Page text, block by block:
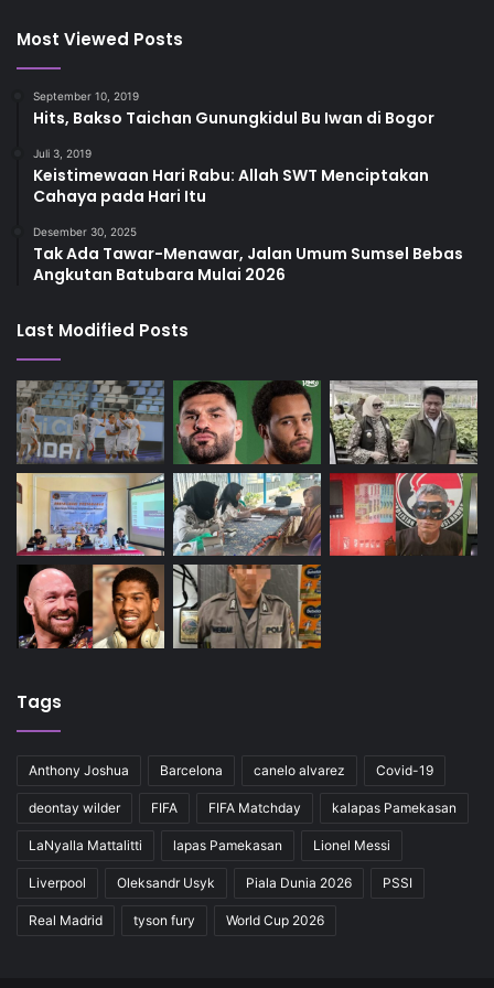
Most Viewed Posts
September 10, 2019
Hits, Bakso Taichan Gunungkidul Bu Iwan di Bogor
Juli 3, 2019
Keistimewaan Hari Rabu: Allah SWT Menciptakan
Cahaya pada Hari Itu
Desember 30, 2025
Tak Ada Tawar-Menawar, Jalan Umum Sumsel Bebas
Angkutan Batubara Mulai 2026
Last Modified Posts
Tags
Anthony Joshua Barcelona canelo alvarez Covid-19
deontay wilder FIFA FIFA Matchday kalapas Pamekasan
LaNyalla Mattalitti lapas Pamekasan Lionel Messi
Liverpool Oleksandr Usyk Piala Dunia 2026 PSSI
Real Madrid tyson fury World Cup 2026